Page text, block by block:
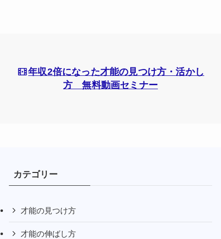
年収2倍になった才能の見つけ方・活かし
方 無料動画セミナー
カテゴリー
才能の見つけ方
才能の伸ばし方